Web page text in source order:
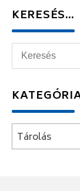
KERESÉS…
Tárolás